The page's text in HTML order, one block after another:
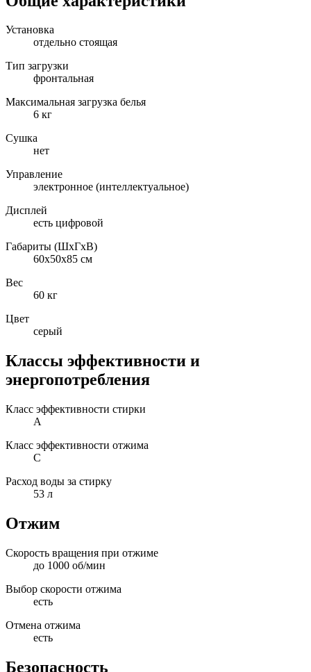
Установка
отдельно стоящая
Тип загрузки
фронтальная
Максимальная загрузка белья
6 кг
Сушка
нет
Управление
электронное (интеллектуальное)
Дисплей
есть цифровой
Габариты (ШxГxВ)
60x50x85 см
Вес
60 кг
Цвет
серый
Классы эффективности и
энергопотребления
Класс эффективности стирки
A
Класс эффективности отжима
C
Расход воды за стирку
53 л
Отжим
Скорость вращения при отжиме
до 1000 об/мин
Выбор скорости отжима
есть
Отмена отжима
есть
Безопасность